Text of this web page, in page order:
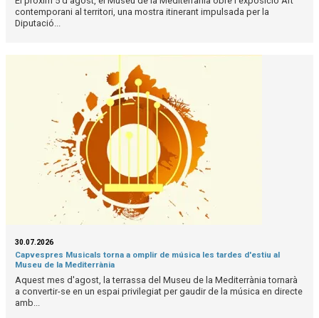
contemporani al territori, una mostra itinerant impulsada per la
Diputació...
30.07.2026
Capvespres Musicals torna a omplir de música les tardes d'estiu al
Museu de la Mediterrània
Aquest mes d'agost, la terrassa del Museu de la Mediterrània tornarà
a convertir-se en un espai privilegiat per gaudir de la música en directe
amb...